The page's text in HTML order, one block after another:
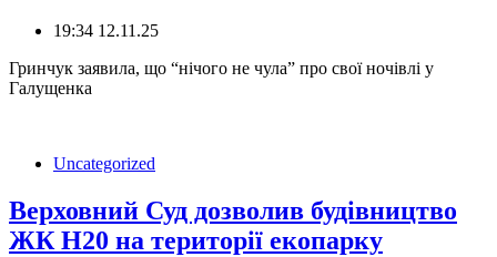
19:34 12.11.25
Гринчук заявила, що “нічого не чула” про свої ночівлі у
Галущенка
Uncategorized
Верховний Суд дозволив будівництво
ЖК H20 на території екопарку